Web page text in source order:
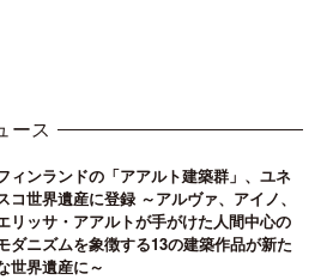
ース
ィンランドの「アアルト建築群」、ユネ
コ世界遺産に登録 ～アルヴァ、アイノ、
リッサ・アアルトが手がけた人間中心の
ダニズムを象徴する13の建築作品が新た
世界遺産に～